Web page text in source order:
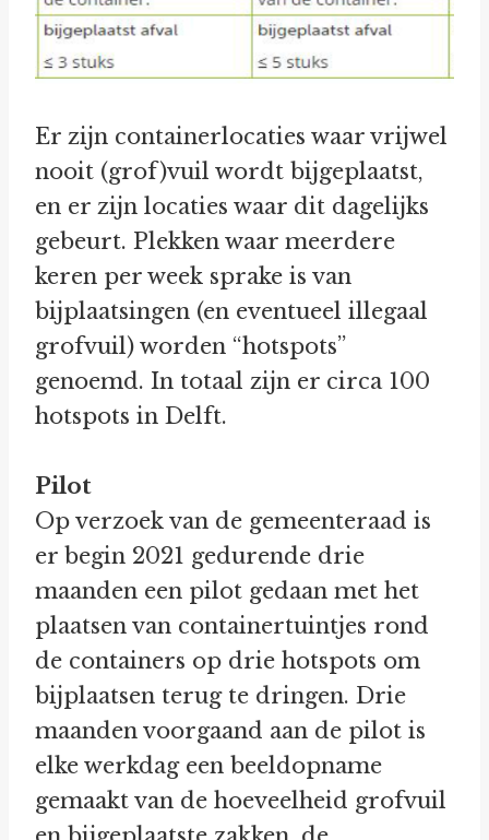
Er zijn containerlocaties waar vrijwel
nooit (grof)vuil wordt bijgeplaatst,
en er zijn locaties waar dit dagelijks
gebeurt. Plekken waar meerdere
keren per week sprake is van
bijplaatsingen (en eventueel illegaal
grofvuil) worden “hotspots”
genoemd. In totaal zijn er circa 100
hotspots in Delft.
Pilot
Op verzoek van de gemeenteraad is
er begin 2021 gedurende drie
maanden een pilot gedaan met het
plaatsen van containertuintjes rond
de containers op drie hotspots om
bijplaatsen terug te dringen. Drie
maanden voorgaand aan de pilot is
elke werkdag een beeldopname
gemaakt van de hoeveelheid grofvuil